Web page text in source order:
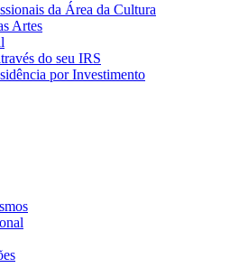
da Área da Cultura
Artes
do seu IRS
por Investimento